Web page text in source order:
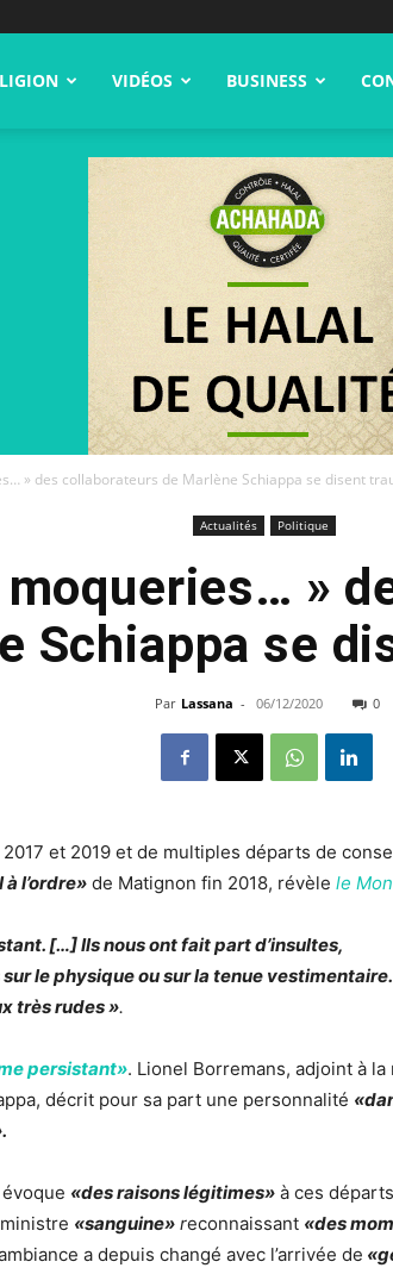
VIDÉOS BUSINESS
» des collaborateurs de Marlène Schiappa se disent
Actualités Politique
»
Schiappa se
Par Lassana - 06/12/2020 0
et 2019 et de multiples départs de
l’ordre» de Matignon fin 2018, révèle le
[…] Ils nous ont fait part d’insultes,
le physique ou sur la tenue
très rudes ».
persistant». Lionel Borremans, adjoint à la
décrit pour sa part une personnalité
«des raisons légitimes» à ces
ministre «sanguine» reconnaissant «des
a depuis changé avec l’arrivée de